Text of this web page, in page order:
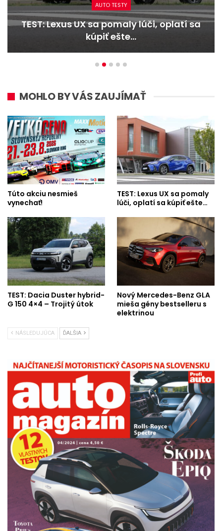
AUTO TESTY
TEST: Lexus UX sa pomaly lúči, oplatí sa
kúpiť ešte…
MOHLO BY VÁS ZAUJÍMAŤ
Túto akciu nesmieš
vynechať!
TEST: Lexus UX sa pomaly
lúči, oplatí sa kúpiť ešte…
TEST: Dacia Duster hybrid-
G 150 4×4 – Trojitý útok
Nový Mercedes-Benz GLA
mieša gény bestselleru s
elektrinou
NÁSLEDUJÚCA ĎALŠIA